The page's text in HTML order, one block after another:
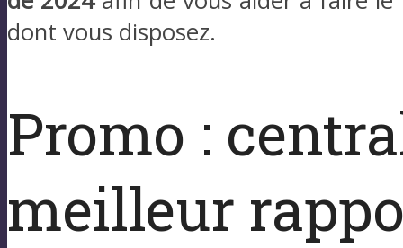
dont vous disposez.
Promo :
meilleur